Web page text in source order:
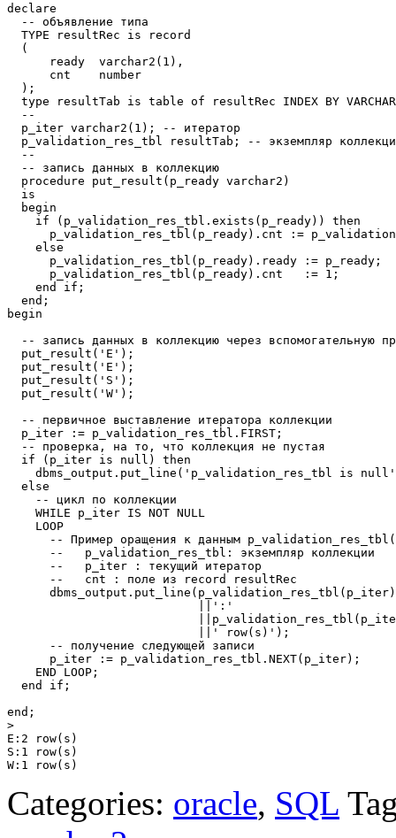
declare
  -- объявление типа
  TYPE resultRec is record
  (
      ready  varchar2(1),
      cnt    number
  );
type resultTab is table of resultRec INDEX BY
  --
  p_iter varchar2(1); -- итератор
p_validation_res_tbl resultTab; -- экземпляр
  --
  -- запись данных в коллекцию
  procedure put_result(p_ready varchar2)
  is
  begin
    if (p_validation_res_tbl.exists(p_ready)) then
p_validation_res_tbl(p_ready).cnt :=
    else
      p_validation_res_tbl(p_ready).ready := p_ready;
      p_validation_res_tbl(p_ready).cnt   := 1;
    end if;
  end;
begin
-- запись данных в коллекцию через вспомогательную
  put_result('E');
  put_result('E');
  put_result('S');
  put_result('W');
  -- первичное выставление итератора коллекции
  p_iter := p_validation_res_tbl.FIRST;
  -- проверка, на то, что коллекция не пустая
  if (p_iter is null) then
dbms_output.put_line('p_validation_res_tbl is
  else
    -- цикл по коллекции
    WHILE p_iter IS NOT NULL
    LOOP
-- Пример оращения к данным
      --   p_validation_res_tbl: экземпляр коллекции
      --   p_iter : текущий итератор
      --   cnt : поле из record resultRec
                           ||':'
                           ||' row(s)');
      -- получение следующей записи
      p_iter := p_validation_res_tbl.NEXT(p_iter);
    END LOOP;
  end if;
end;
>
E:2 row(s)
S:1 row(s)
Categories: oracle, SQL